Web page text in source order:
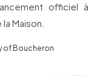
officiel
Maison.
of Boucheron